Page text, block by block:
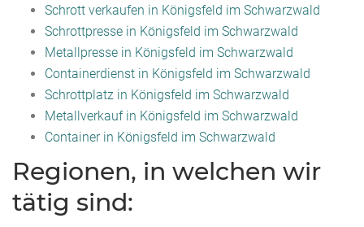
Schrott verkaufen in Königsfeld im Schwarzwald
Schrottpresse in Königsfeld im Schwarzwald
Metallpresse in Königsfeld im Schwarzwald
Containerdienst in Königsfeld im Schwarzwald
Schrottplatz in Königsfeld im Schwarzwald
Metallverkauf in Königsfeld im Schwarzwald
Container in Königsfeld im Schwarzwald
Regionen, in welchen wir
tätig sind: